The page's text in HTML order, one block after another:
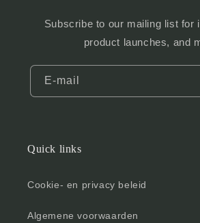
Subscribe to our mailing list for
product launches, and
E‑mail
Quick links
Cookie- en privacy beleid
Algemene voorwaarden